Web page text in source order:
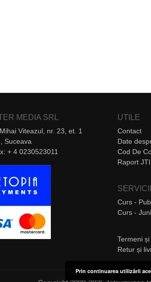
MEDIA SRL
Viteazul, nr. 23, et. 1
Suceava
+ 4 0230523011
UTILE
Contact
Date
Cod De
Raport JTI
SERVICII
Curs -
Curs -
Termeni
Retur și
Prin continuarea utilizării